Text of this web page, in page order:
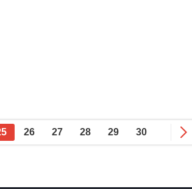
26 27 28 29 30